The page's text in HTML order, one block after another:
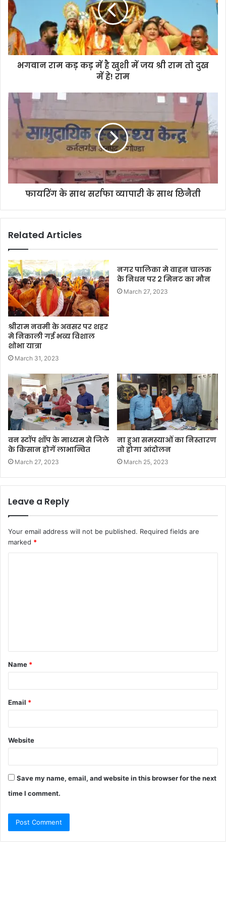
a
i
l
a
d
s
भगवान राम कड़ कड़ में है खुशी में जय श्री राम तो दुख
में हे! राम
फायरिंग के साथ सर्राफा व्यापारी के साथ छिनैती
Related Articles
श्रीराम नवमी के अवसर पर शहर
मे निकाली गई भव्य विशाल
शोभा यात्रा
March 31, 2023
नगर पालिका मे वाहन चालक
के निधन पर 2 मिनट का मौन
March 27, 2023
वन स्टॉप शॉप के माध्यम से जिले
के किसान होगें लाभान्वित
March 27, 2023
ना हुआ समस्याओं का निस्तारण
तो होगा आंदोलन
March 25, 2023
Leave a Reply
Your email address will not be published. Required fields are
marked *
t
*
Name *
Email *
Website
Save my name, email, and website in this browser for the next
time I comment.